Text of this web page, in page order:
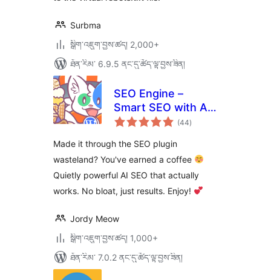
Surbma
སྒྲིག་འཇུག་བྱས་ཚད། 2,000+
ཐོན་རིམ་ 6.9.5 ནང་དུ་ཚོད་ལྟ་བྱས་ཟིན།
SEO Engine –
Smart SEO with AI,
Schema &
WordPress
(44གདེང་
འཇོག་
)
Made it through the SEO plugin
wasteland? You've earned a coffee
Quietly powerful AI SEO that actually
works. No bloat, just results. Enjoy!
Jordy Meow
སྒྲིག་འཇུག་བྱས་ཚད། 1,000+
ཐོན་རིམ་ 7.0.2 ནང་དུ་ཚོད་ལྟ་བྱས་ཟིན།